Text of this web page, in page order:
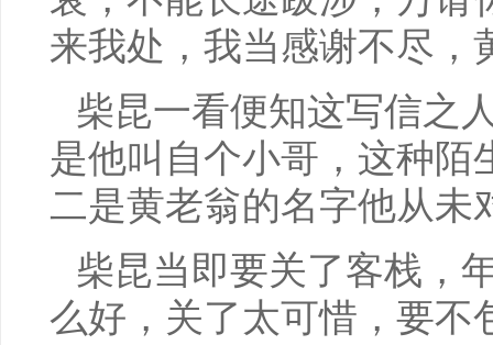
来我处，我当感谢不尽，
柴昆一看便知这写信之
是他叫自个小哥，这种陌
二是黄老翁的名字他从未
柴昆当即要关了客栈，
么好，关了太可惜，要不